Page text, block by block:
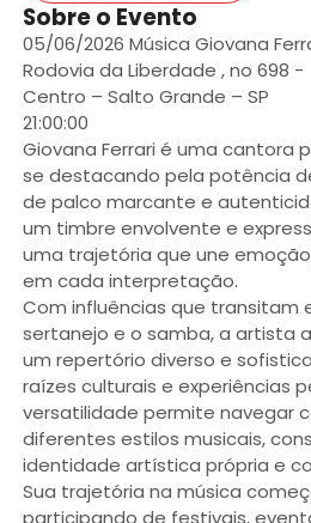
Sobre o Evento
05/06/2026 Música Giovana
Rodovia da Liberdade , no 698 -
Centro – Salto Grande – SP
21:00:00
Giovana Ferrari é uma cantora
se destacando pela potência
de palco marcante e
um timbre envolvente e
uma trajetória que une
em cada interpretação.
Com influências que transitam
sertanejo e o samba, a artista
um repertório diverso e
raízes culturais e experiências
versatilidade permite navegar
diferentes estilos musicais,
identidade artística própria e
Sua trajetória na música
participando de festivais,